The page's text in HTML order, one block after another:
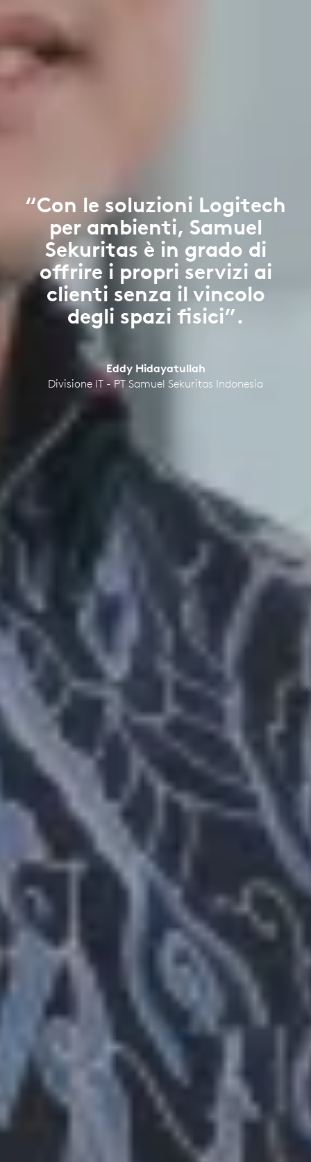
“Con le soluzioni Logitech
per ambienti, Samuel
Sekuritas è in grado di
offrire i propri servizi ai
clienti senza il vincolo
degli spazi fisici”.
Eddy Hidayatullah
Divisione IT - PT Samuel Sekuritas Indonesia